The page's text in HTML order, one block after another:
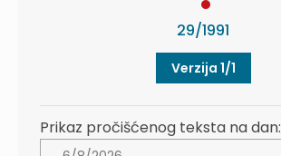
29/1991
Verzija 1/1
Prikaz pročišćenog teksta na dan: